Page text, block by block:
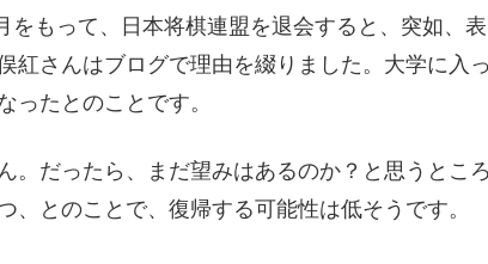
もって、日本将棋連盟を退会すると、突如、
さんはブログで理由を綴りました。大学に入
ったとのことです。
だったら、まだ望みはあるのか？と思うとこ
とのことで、復帰する可能性は低そうです。